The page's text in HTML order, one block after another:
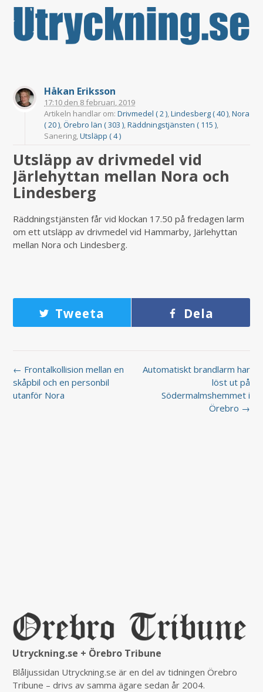
Håkan Eriksson
17:10 den 8 februari, 2019
Artikeln handlar om:Drivmedel ( 2 ),Lindesberg ( 40 ),Nora
( 20 ),Örebro län ( 303 ),Räddningstjänsten ( 115 ),
Sanering,Utsläpp ( 4 )
Utsläpp av drivmedel vid
Järlehyttan mellan Nora och
Lindesberg
Räddningstjänsten får vid klockan 17.50 på fredagen larm
om ett utsläpp av drivmedel vid Hammarby, Järlehyttan
mellan Nora och Lindesberg.
Tweeta Dela
← Frontalkollision mellan en
skåpbil och en personbil
utanför Nora
Automatiskt brandlarm har
löst ut på
Södermalmshemmet i
Örebro →
Utryckning.se + Örebro Tribune
Blåljussidan Utryckning.se är en del av tidningen Örebro
Tribune – drivs av samma ägare sedan år 2004.